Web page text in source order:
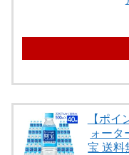
【ポイ
ォータ
宝 送料